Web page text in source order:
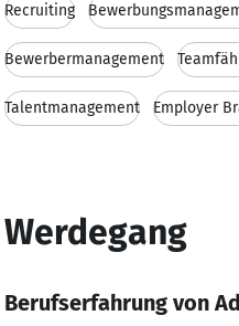
Recruiting
Bewerbermanagement
Talentmanagement Employer
Werdegang
Berufserfahrung von